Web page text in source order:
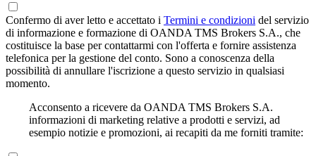
Confermo di aver letto e accettato i Termini e condizioni del servizio
di informazione e formazione di OANDA TMS Brokers S.A., che
costituisce la base per contattarmi con l'offerta e fornire assistenza
telefonica per la gestione del conto. Sono a conoscenza della
possibilità di annullare l'iscrizione a questo servizio in qualsiasi
momento.
Acconsento a ricevere da OANDA TMS Brokers S.A.
informazioni di marketing relative a prodotti e servizi, ad
esempio notizie e promozioni, ai recapiti da me forniti tramite: